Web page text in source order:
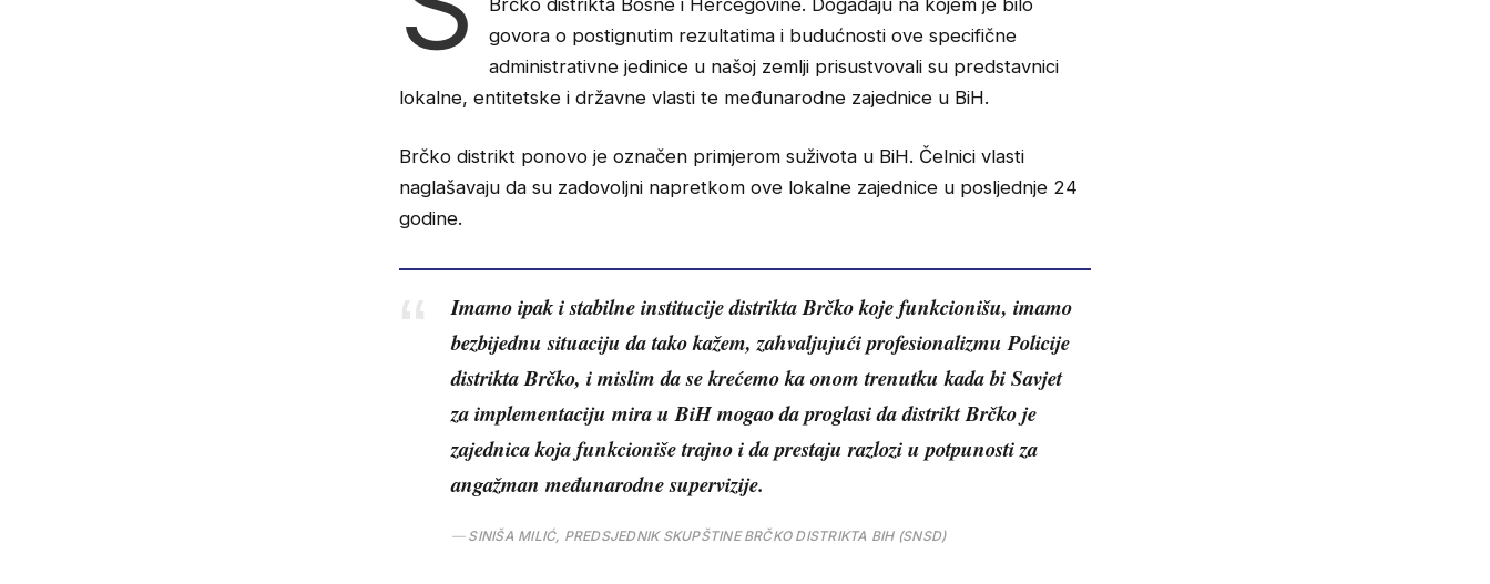
govora o postignutim rezultatima i budućnosti ove specifične
administrativne jedinice u našoj zemlji prisustvovali su predstavnici
lokalne, entitetske i državne vlasti te međunarodne zajednice u BiH.
Brčko distrikt ponovo je označen primjerom suživota u BiH. Čelnici vlasti
naglašavaju da su zadovoljni napretkom ove lokalne zajednice u posljednje 24
godine.
Imamo ipak i stabilne institucije distrikta Brčko koje funkcionišu, imamo
bezbijednu situaciju da tako kažem, zahvaljujući profesionalizmu Policije
distrikta Brčko, i mislim da se krećemo ka onom trenutku kada bi Savjet
za implementaciju mira u BiH mogao da proglasi da distrikt Brčko je
zajednica koja funkcioniše trajno i da prestaju razlozi u potpunosti za
angažman međunarodne supervizije.
SINIŠA MILIĆ, PREDSJEDNIK SKUPŠTINE BRČKO DISTRIKTA BIH (SNSD)